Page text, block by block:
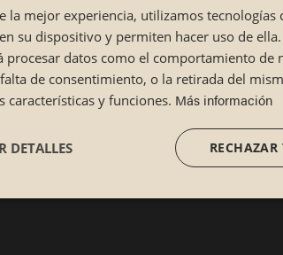
la mejor experiencia, utilizamos tecnologías
su dispositivo y permiten hacer uso de
procesar datos como el comportamiento de
de consentimiento, o la retirada del
características y funciones. Más información
RECHAZAR
DETALLES